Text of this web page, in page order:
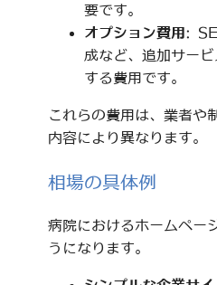
要です。
オプション費用:
成など、追加サー
する費用です。
これらの費用は、業者や
内容により異なります。
相場の具体例
病院におけるホームペー
うになります。